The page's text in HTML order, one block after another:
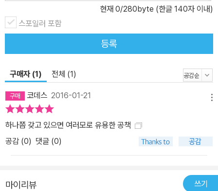
현재 0/280byte (한글 140자 이내)
스포일러 포함
등록
구매자 (1) 전체 (1)
코데스 2016-01-21
하나쯤 갖고 있으면 여러모로 유용한 공책
공감 (0) 댓글 (0)
마이리뷰 쓰기